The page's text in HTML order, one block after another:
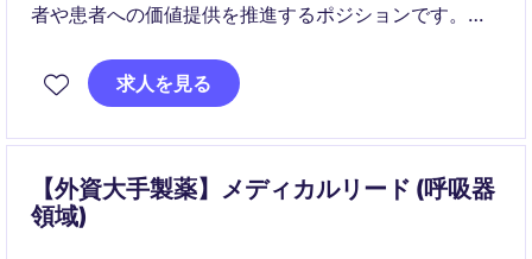
者や患者への価値提供を推進するポジションです。
品価値と治療成果の最大化に貢献します。
求人を見る
【外資大手製薬】メディカルリード (呼吸器
領域)